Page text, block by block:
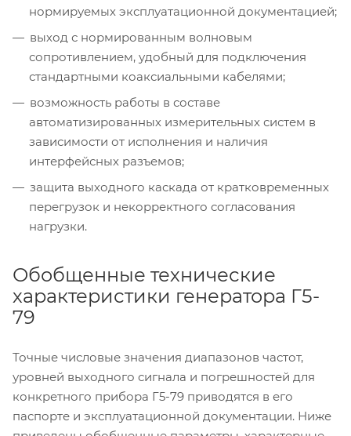
нормируемых эксплуатационной документацией;
выход с нормированным волновым
сопротивлением, удобный для подключения
стандартными коаксиальными кабелями;
возможность работы в составе
автоматизированных измерительных систем в
зависимости от исполнения и наличия
интерфейсных разъемов;
защита выходного каскада от кратковременных
перегрузок и некорректного согласования
нагрузки.
Обобщенные технические
характеристики генератора Г5-
79
Точные числовые значения диапазонов частот,
уровней выходного сигнала и погрешностей для
конкретного прибора Г5-79 приводятся в его
паспорте и эксплуатационной документации. Ниже